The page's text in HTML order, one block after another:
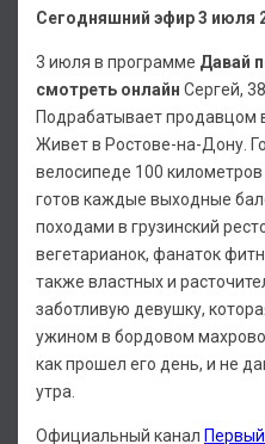
Сегодняшний эфир 3 июля
3 июля в программе Давай
смотреть онлайн Сергей,
Подрабатывает продавцом
Живет в Ростове-на-Дону.
велосипеде 100 километров
готов каждые выходные
походами в грузинский
вегетарианок, фанаток
также властных и
заботливую девушку,
ужином в бордовом
как прошел его день, и не
утра.
Официальный канал Первый